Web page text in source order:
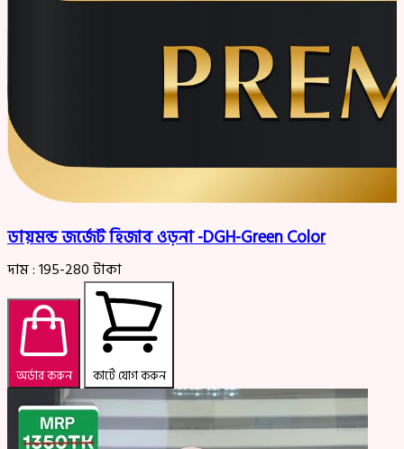
ডায়মন্ড জর্জেট হিজাব ওড়না -DGH-Green Color
দাম :195-280টাকা
অর্ডার করুন কার্টে যোগ করুন